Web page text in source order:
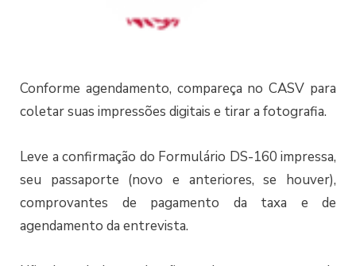
Conforme agendamento, compareça no CASV para
coletar suas impressões digitais e tirar a fotografia.
Leve a confirmação do Formulário DS-160 impressa,
seu passaporte (novo e anteriores, se houver),
comprovantes de pagamento da taxa e de
agendamento da entrevista.